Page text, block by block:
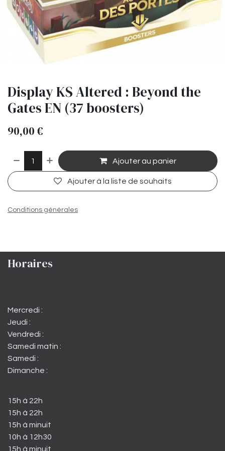
Display KS Altered : Beyond the
Gates EN (37 boosters)
90,00 €
Ajouter au panier
Ajouter à la liste de souhaits
Conditions générales
Horaires
Mercredi :
Jeudi :
Vendredi :
Samedi matin :
Samedi :
Dimanche :
15h à 22h
15h à 22h
15h à minuit
10h à 12h30
15h à minuit